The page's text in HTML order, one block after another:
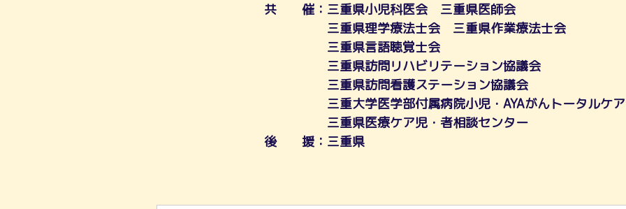
共 催：三重県小児科医会 三重県医師会
三重県理学療法士会 三重県作業療法士会
三重県言語聴覚士会
三重県訪問リハビリテーション協議会
三重県訪問看護ステーション協議会
三重大学医学部付属病院小児・AYAがんトータルケア
三重県医療ケア児・者相談センター
後 援：三重県